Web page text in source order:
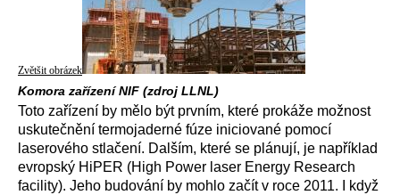
Zvětšit obrázek
Komora zařízení NIF (zdroj LLNL)
Toto zařízení by mělo být prvním, které prokáže možnost
uskutečnění termojaderné fúze iniciované pomocí
laserového stlačení. Dalším, které se plánují, je například
evropský HiPER (High Power laser Energy Research
facility). Jeho budování by mohlo začít v roce 2011. I když